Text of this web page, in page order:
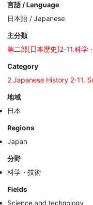
言語 / Language
日本語 / Japanese
主分類
第二部[日本歴史]2-11.科学
Category
2 Japanese History 2-11.
地域
日本
Regions
Japan
分野
科学・技術
Fields
Science and technology